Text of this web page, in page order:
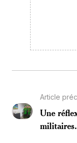
Article
Une